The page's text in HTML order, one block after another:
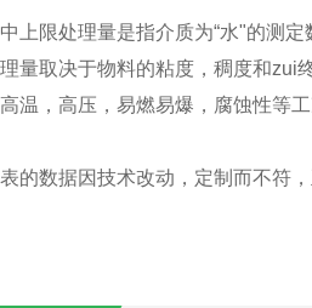
上限处理量是指介质为“水"的测定
量取决于物料的粘度，稠度和zui
温，高压，易燃易爆，腐蚀性等
的数据因技术改动，定制而不符